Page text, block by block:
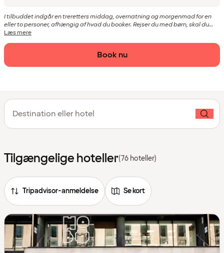
I tilbuddet indgår en treretters middag, overnatning og morgenmad for en
eller to personer, afhængig af hvad du booker. Rejser du med børn, skal du...
Læs mere
Book nu
Destination eller hotel
Tilgængelige hoteller(76 hoteller)
Tripadvisor-anmeldelse Se kort